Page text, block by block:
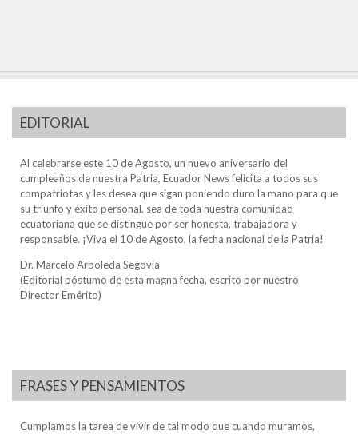
EDITORIAL
Al celebrarse este 10 de Agosto, un nuevo aniversario del
cumpleaños de nuestra Patria, Ecuador News felicita a todos sus
compatriotas y les desea que sigan poniendo duro la mano para que
su triunfo y éxito personal, sea de toda nuestra comunidad
ecuatoriana que se distingue por ser honesta, trabajadora y
responsable. ¡Viva el 10 de Agosto, la fecha nacional de la Patria!
Dr. Marcelo Arboleda Segovia
(Editorial póstumo de esta magna fecha, escrito por nuestro
Director Emérito)
FRASES Y PENSAMIENTOS
Cumplamos la tarea de vivir de tal modo que cuando muramos,